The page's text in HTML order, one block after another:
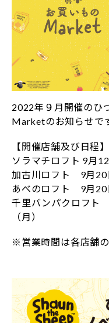
2022年９月開催のひ
Marketのお知らせで
【開催店舗及び日程】
ソラマチロフト 9月
加古川ロフト 9月20
あべのロフト 9月20
千里バンパクロフト
（月）
※営業時間は各店舗